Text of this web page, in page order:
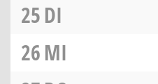
25DI
26MI